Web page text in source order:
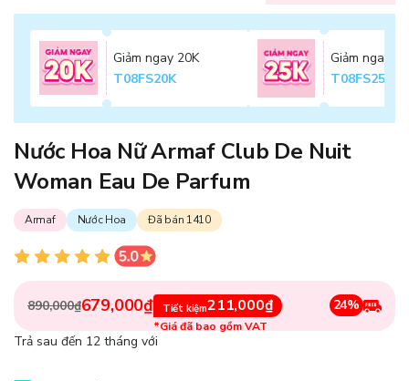
Giảm ngay 20K
T08FS20K
Giảm ngay
T08FS25K
Nước Hoa Nữ Armaf Club De Nuit
Woman Eau De Parfum
Armaf Nước Hoa Đã bán 1410
890,000₫679,000₫ Tiết kiệm211,000₫
*Giá đã bao gồm VAT
24%
Trả sau đến 12 tháng với